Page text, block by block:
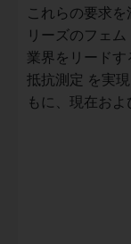
これらの要求
リーズのフェ
業界をリード
抵抗測定 を実
もに、現在およ